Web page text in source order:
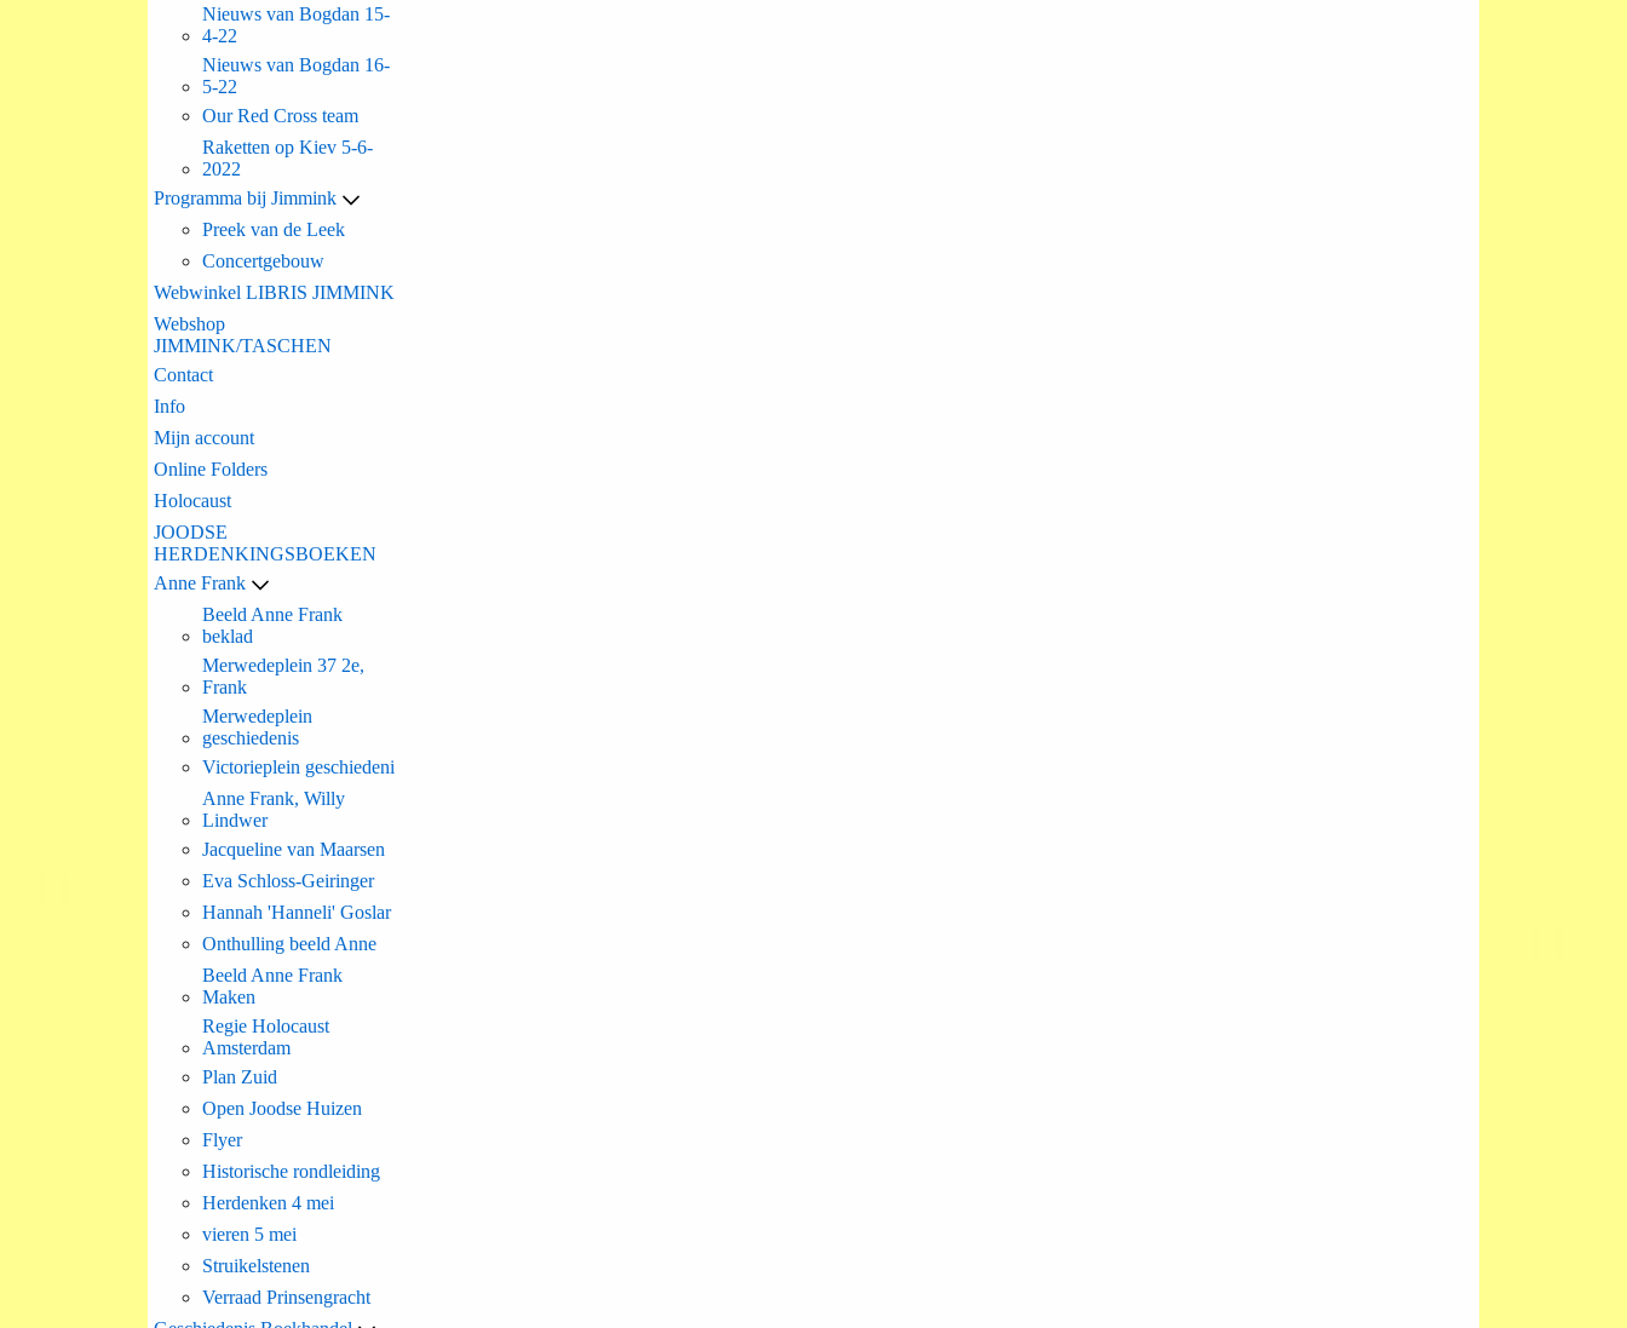
Nieuws van Bogdan 15-
4-22
Nieuws van Bogdan 16-
5-22
Our Red Cross team
Raketten op Kiev 5-6-
2022
Programma bij Jimmink
Preek van de Leek
Concertgebouw
Webwinkel LIBRIS JIMMINK
Webshop
JIMMINK/TASCHEN
Contact
Info
Mijn account
Online Folders
Holocaust
JOODSE
HERDENKINGSBOEKEN
Anne Frank
Beeld Anne Frank
beklad
Merwedeplein 37 2e,
Frank
Merwedeplein
geschiedenis
Victorieplein geschiedeni
Anne Frank, Willy
Lindwer
Jacqueline van Maarsen
Eva Schloss-Geiringer
Hannah 'Hanneli' Goslar
Onthulling beeld Anne
Beeld Anne Frank
Maken
Regie Holocaust
Amsterdam
Plan Zuid
Open Joodse Huizen
Flyer
Historische rondleiding
Herdenken 4 mei
vieren 5 mei
Struikelstenen
Verraad Prinsengracht